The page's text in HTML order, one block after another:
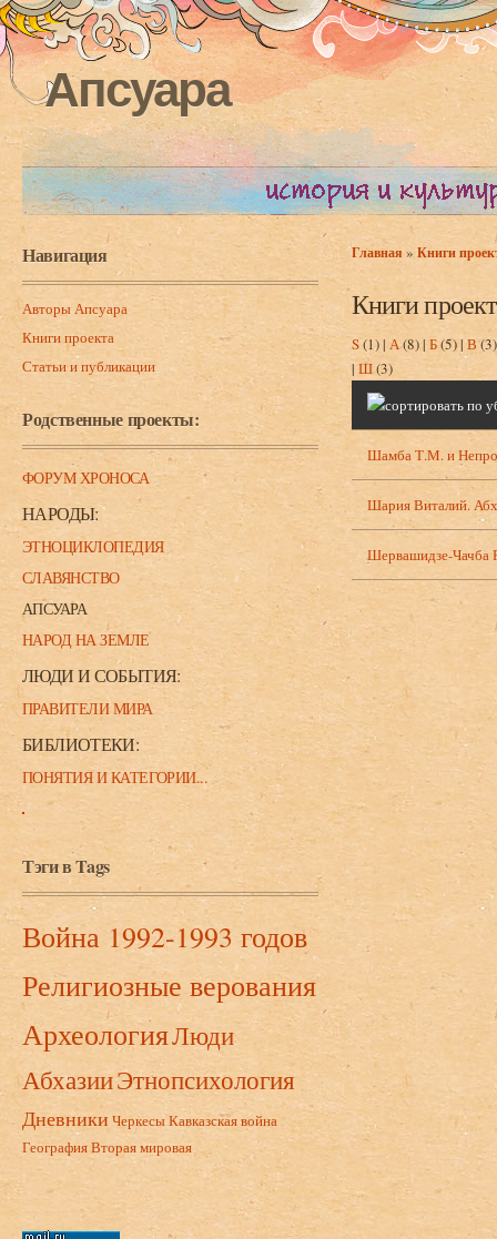
Апсуара
Навигация
Авторы Апсуара
Книги проекта
Статьи и публикации
Родственные проекты:
ФОРУМ ХРОНОСА
НАРОДЫ:
ЭТНОЦИКЛОПЕДИЯ
СЛАВЯНСТВО
АПСУАРА
НАРОД НА ЗЕМЛЕ
ЛЮДИ И СОБЫТИЯ:
ПРАВИТЕЛИ МИРА
БИБЛИОТЕКИ:
ПОНЯТИЯ И КАТЕГОРИИ...
Тэги в Tags
Война 1992-1993 годов
Религиозные верования
АрхеологияЛюди
АбхазииЭтнопсихология
Дневники ЧеркесыКавказская война
ГеографияВторая мировая
Вы здесь
Главная » Книги
Книги
S(1)| А(8)| Б(5)| В
|Ш(3)
Шамба Т.М. и
Шария Виталий.
Шервашидзе-Чачба